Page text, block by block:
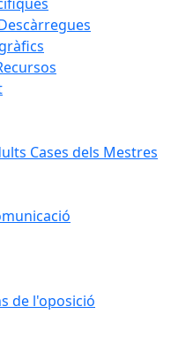
Cases dels Mestres
de l'oposició